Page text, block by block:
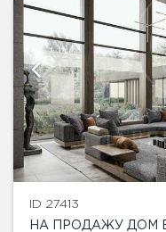
ID 27413
НА ПРОДАЖУ ДОМ